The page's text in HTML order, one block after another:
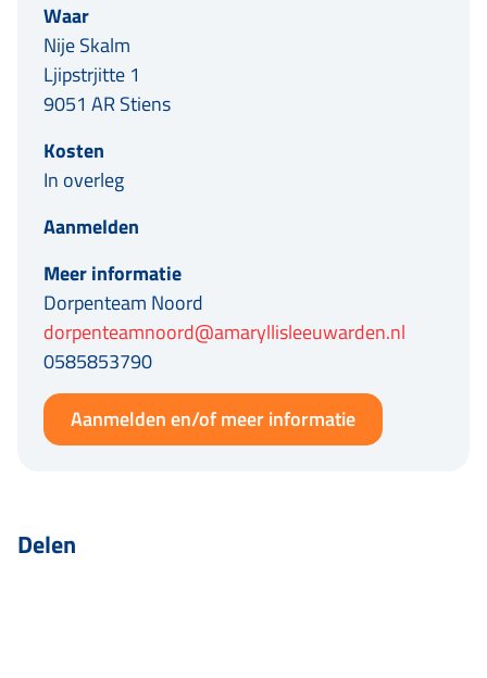
Waar
Nije Skalm
Ljipstrjitte 1
9051 AR Stiens
Kosten
In overleg
Aanmelden
Meer informatie
Dorpenteam Noord
dorpenteamnoord@amaryllisleeuwarden.nl
0585853790
Aanmelden en/of meer informatie
Delen